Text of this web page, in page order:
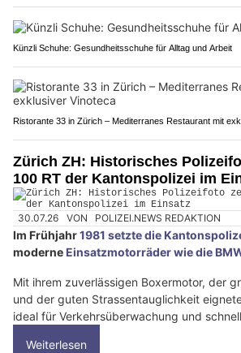
Künzli Schuhe: Gesundheitsschuhe für Alltag und Arbeit
Ristorante 33 in Zürich – Mediterranes Restaurant mit
Zürich ZH: Historisches
100 RT der Kantonspolizei im
30.07.26 VON POLIZEI.NEWS REDAKTION
Im Frühjahr1981 setzte die
moderne Einsatzmotorräder wie die
Mit ihrem zuverlässigen Boxermotor, der
und der guten Strassentauglichkeit
ideal für Verkehrsüberwachung und
Weiterlesen